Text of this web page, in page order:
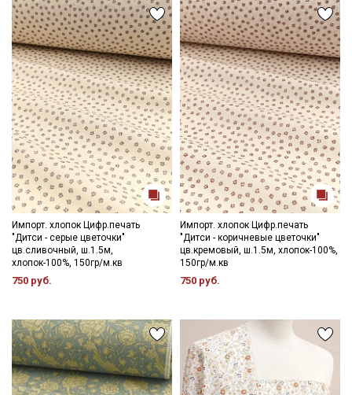
Импорт. хлопок Цифр.печать
"Дитси - серые цветочки"
цв.сливочный, ш.1.5м,
хлопок-100%, 150гр/м.кв
750 руб.
Импорт. хлопок Цифр.печать
"Дитси - коричневые цветочки"
цв.кремовый, ш.1.5м, хлопок-100%,
150гр/м.кв
750 руб.